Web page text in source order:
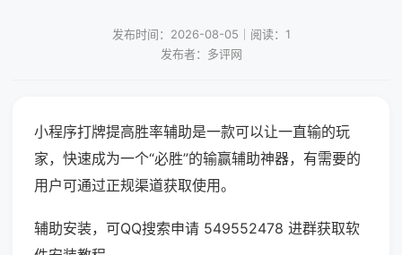
发布时间：2026-08-05｜阅读：1
发布者：多评网
小程序打牌提高胜率辅助是一款可以让一直输的玩
家，快速成为一个“必胜”的输赢辅助神器，有需要的
用户可通过正规渠道获取使用。
辅助安装，可QQ搜索申请 549552478 进群获取软